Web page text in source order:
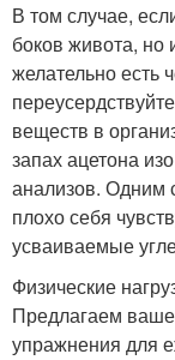
В том случае,
боков живота,
желательно есть
веществ в
запах ацетона
анализов. Одним
плохо себя
усваиваемые
Физические
Предлагаем
упражнения для